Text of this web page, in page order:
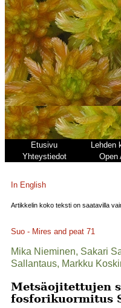
Etusivu Lehden
Yhteystiedot
Open
In English
Artikkelin koko teksti on saatavilla
Suo - Mires and peat 71
Mika Nieminen, Sakari
Sallantaus, Markku
Metsäojitettujen
fosforikuormitus